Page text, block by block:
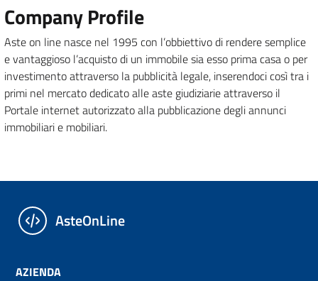
Company Profile
Aste on line nasce nel 1995 con l’obbiettivo di rendere semplice
e vantaggioso l’acquisto di un immobile sia esso prima casa o per
investimento attraverso la pubblicità legale, inserendoci così tra i
primi nel mercato dedicato alle aste giudiziarie attraverso il
Portale internet autorizzato alla pubblicazione degli annunci
immobiliari e mobiliari.
AsteOnLine
AZIENDA